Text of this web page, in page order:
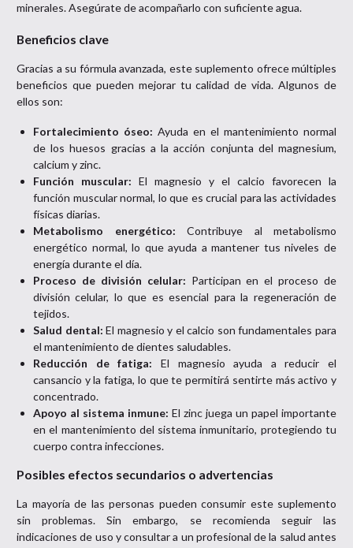
minerales. Asegúrate de acompañarlo con suficiente agua.
Beneficios clave
Gracias a su fórmula avanzada, este suplemento ofrece múltiples
beneficios que pueden mejorar tu calidad de vida. Algunos de
ellos son:
Fortalecimiento óseo: Ayuda en el mantenimiento normal
de los huesos gracias a la acción conjunta del magnesium,
calcium y zinc.
Función muscular: El magnesio y el calcio favorecen la
función muscular normal, lo que es crucial para las actividades
físicas diarias.
Metabolismo energético: Contribuye al metabolismo
energético normal, lo que ayuda a mantener tus niveles de
energía durante el día.
Proceso de división celular: Participan en el proceso de
división celular, lo que es esencial para la regeneración de
tejidos.
Salud dental: El magnesio y el calcio son fundamentales para
el mantenimiento de dientes saludables.
Reducción de fatiga: El magnesio ayuda a reducir el
cansancio y la fatiga, lo que te permitirá sentirte más activo y
concentrado.
Apoyo al sistema inmune: El zinc juega un papel importante
en el mantenimiento del sistema inmunitario, protegiendo tu
cuerpo contra infecciones.
Posibles efectos secundarios o advertencias
La mayoría de las personas pueden consumir este suplemento
sin problemas. Sin embargo, se recomienda seguir las
indicaciones de uso y consultar a un profesional de la salud antes